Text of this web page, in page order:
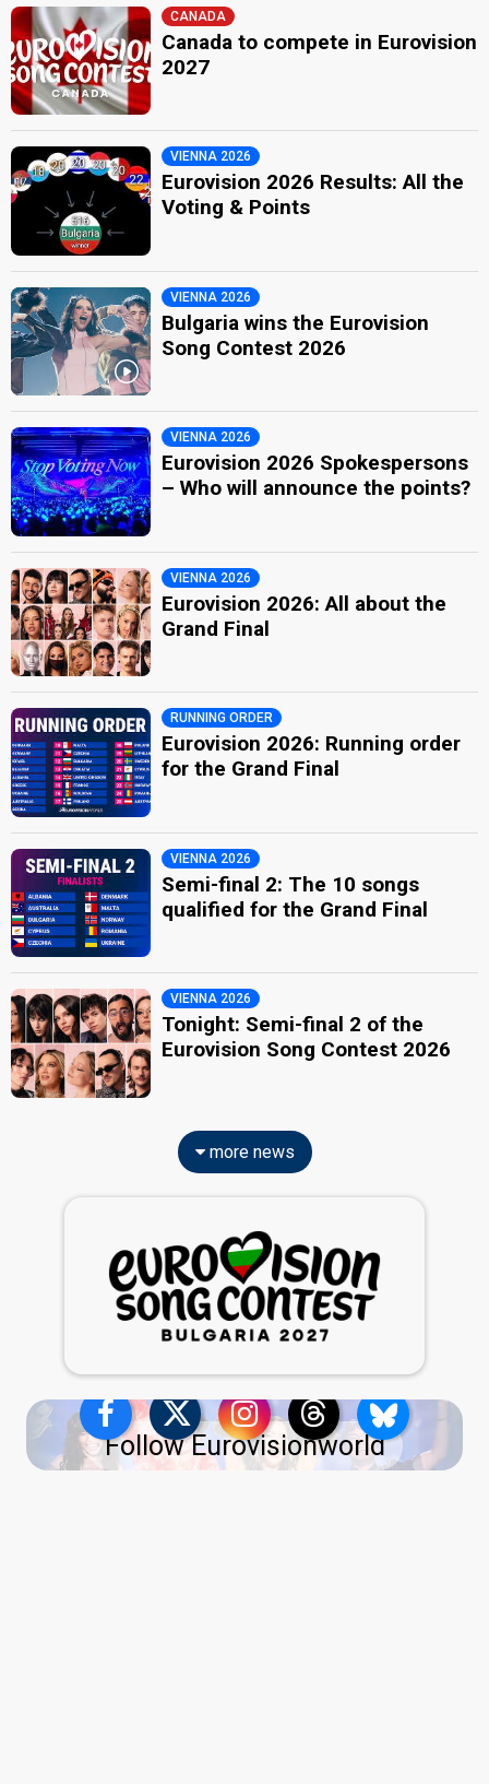
CANADA
Canada to compete in Eurovision
2027
VIENNA 2026
Eurovision 2026 Results: All the
Voting & Points
VIENNA 2026
Bulgaria wins the Eurovision
Song Contest 2026
VIENNA 2026
Eurovision 2026 Spokespersons
– Who will announce the points?
VIENNA 2026
Eurovision 2026: All about the
Grand Final
RUNNING ORDER
Eurovision 2026: Running order
for the Grand Final
VIENNA 2026
Semi-final 2: The 10 songs
qualified for the Grand Final
VIENNA 2026
Tonight: Semi-final 2 of the
Eurovision Song Contest 2026
more news
Follow Eurovisionworld